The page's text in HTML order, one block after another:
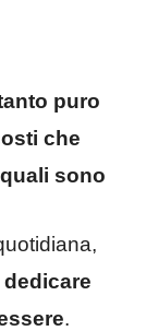
puro
che
sono
dedicare
.